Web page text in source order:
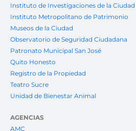
Instituto de Investigaciones de la Ciudad
Instituto Metropolitano de Patrimonio
Museos de la Ciudad
Observatorio de Seguridad Ciudadana
Patronato Municipal San José
Quito Honesto
Registro de la Propiedad
Teatro Sucre
Unidad de Bienestar Animal
AGENCIAS
AMC